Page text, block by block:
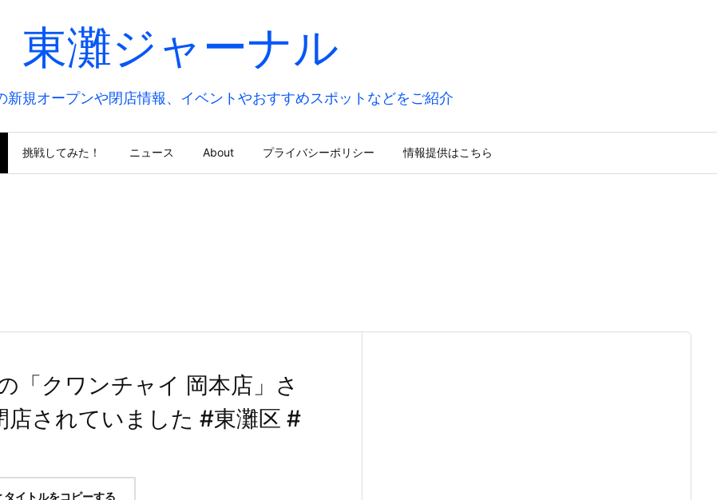
東灘ジャーナル
新規オープンや閉店情報、イベントやおすすめスポットなどをご紹介
挑戦してみた！ ニュース About プライバシーポリシー 情報提供はこちら
「クワンチャイ 岡本店」さ
されていました #東灘区 #
タイトルをコピーする